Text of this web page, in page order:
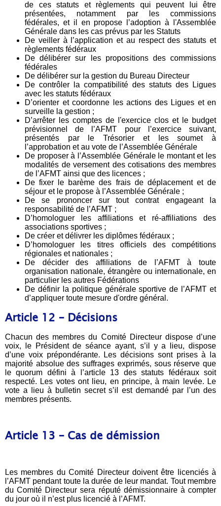
de ces statuts et règlements qui peuvent lui être
présentées, notamment par les commissions
fédérales, et il en propose l’adoption à l'Assemblée
Générale dans les cas prévus par les Statuts
De veiller à l’application et au respect des statuts et
règlements fédéraux
De délibérer sur les propositions des commissions
fédérales
De délibérer sur la gestion du Bureau Directeur
De contrôler la compatibilité des statuts des Ligues
avec les statuts fédéraux
D’orienter et coordonne les actions des Ligues et en
surveille la gestion ;
D’arrêter les comptes de l'exercice clos et le budget
prévisionnel de l’AFMT pour l’exercice suivant,
présentés par le Trésorier et les soumet à
l’approbation et au vote de l’Assemblée Générale
De proposer à l’Assemblée Générale le montant et les
modalités de versement des cotisations des membres
de l’AFMT ainsi que des licences ;
De fixer le barème des frais de déplacement et de
séjour et le propose à l’Assemblée Générale ;
De se prononcer sur tout contrat engageant la
responsabilité de l’AFMT ;
D’homologuer les affiliations et ré-affiliations des
associations sportives ;
De créer et délivrer les diplômes fédéraux ;
D’homologuer les titres officiels des compétitions
régionales et nationales ;
De décider des affiliations de l’AFMT à toute
organisation nationale, étrangère ou internationale, en
particulier les autres Fédérations
De définir la politique générale sportive de l’AFMT et
d’appliquer toute mesure d'ordre général.
Article 12 – Décisions
Chacun des membres du Comité Directeur dispose d’une
voix, le Président de séance ayant, s’il y a lieu, dispose
d’une voix prépondérante. Les décisions sont prises à la
majorité absolue des suffrages exprimés, sous réserve que
le quorum défini à l’article 13 des statuts fédéraux soit
respecté. Les votes ont lieu, en principe, à main levée. Le
vote a lieu à bulletin secret s’il est demandé par l’un des
membres présents.
Article 13 – Cas de démission
Les membres du Comité Directeur doivent être licenciés à
l’AFMT pendant toute la durée de leur mandat. Tout membre
du Comité Directeur sera réputé démissionnaire à compter
du jour où il n’est plus licencié à l’AFMT.